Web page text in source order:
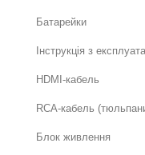
Батарейки
Інструкція з
HDMI-кабель
RCA-кабель
Блок живлення